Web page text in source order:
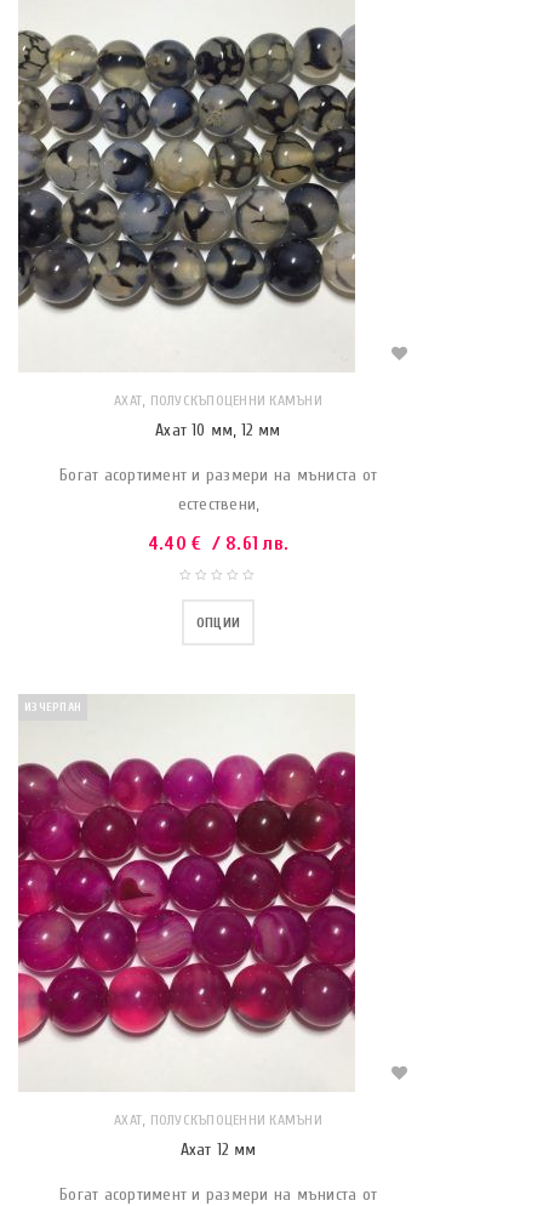
АХАТ, ПОЛУСКЪПОЦЕННИ КАМЪНИ
Ахат 10 мм, 12 мм
Богат асортимент и размери на мъниста от
естествени,
4.40€ / 8.61 лв.
ОПЦИИ
ИЗЧЕРПАН
АХАТ, ПОЛУСКЪПОЦЕННИ КАМЪНИ
Ахат 12 мм
Богат асортимент и размери на мъниста от